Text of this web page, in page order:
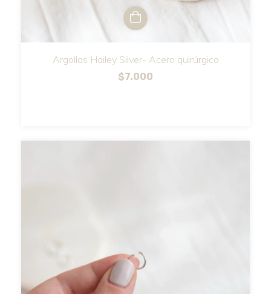
Argollas Hailey Silver- Acero quirúrgico
$7.000